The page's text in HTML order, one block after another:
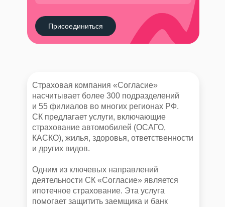
Присоединиться
Страховая компания «Согласие»
насчитывает более 300 подразделений
и 55 филиалов во многих регионах РФ.
СК предлагает услуги, включающие
страхование автомобилей (ОСАГО,
КАСКО), жилья, здоровья, ответственности
и других видов.
Одним из ключевых направлений
деятельности СК «Согласие» является
ипотечное страхование. Эта услуга
помогает защитить заемщика и банк